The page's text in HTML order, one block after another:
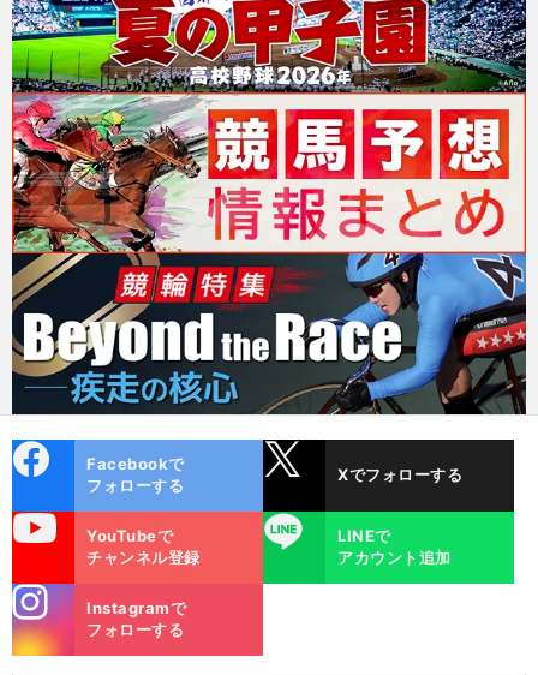
ok
Facebookで
フォローする
Xでフォローする
YouTubeで
チャンネル登録
LINE
LINEで
アカウント追加
m
Instagramで
フォローする